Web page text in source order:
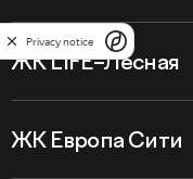
ЖК LIFE–Лесная
ЖК Европа Сити
Privacy notice